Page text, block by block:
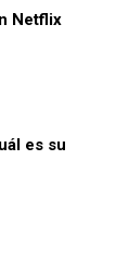
Netflix
es su